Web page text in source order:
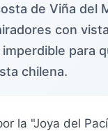
de Viña del
con
para
chilena.
la "Joya del